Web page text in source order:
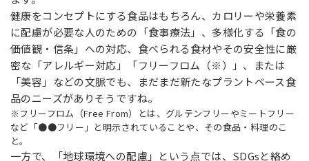
健康をコンセプトにする食品はもちろん、カロリーや栄養素
に配慮が必要な人のための「食事療法」、多様化する「食の
価値観・信条」への対応、食べられる食材やその安全性に厳
密な「アレルギー対応」「フリーフロム（※）」、または
「美容」などの文脈でも、まだまだ新たなプラントベース食
品のニーズがありそうですね。
※フリーフロム（Free From）とは、グルテンフリーやミートフリー
など「●●フリー」と明示されていることや、その食品・料理のこ
と。
一方で、「地球環境への配慮」という点では、SDGsと絡め